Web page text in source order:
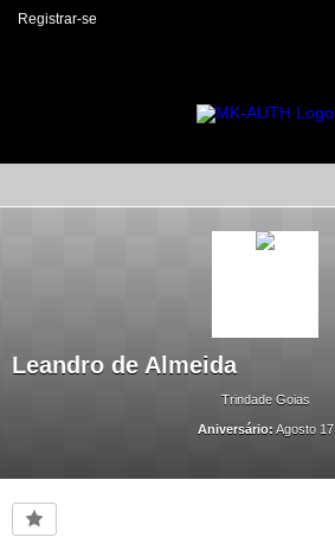
Registrar-se
Leandro de Almeida
Trindade Goias
Aniversário: Agosto 17